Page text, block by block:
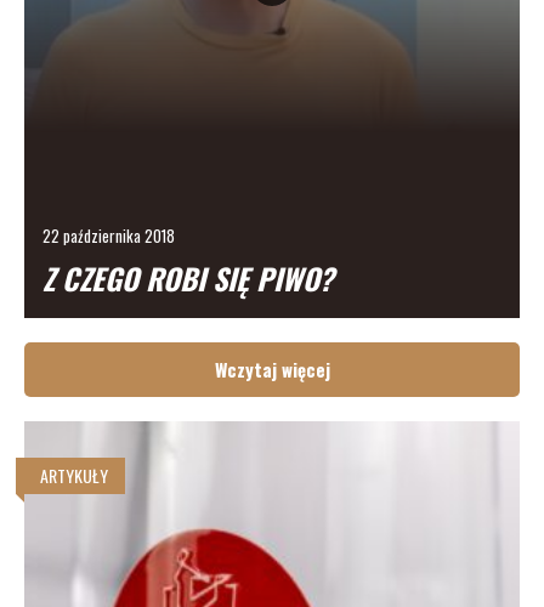
22 października 2018
Z CZEGO ROBI SIĘ PIWO?
Wczytaj więcej
ARTYKUŁY